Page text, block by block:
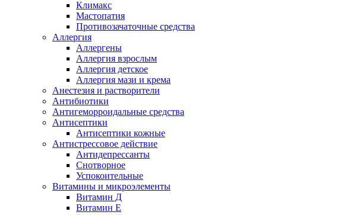
Климакс
Мастопатия
Противозачаточные средства
Аллергия
Аллергены
Аллергия взрослым
Аллергия детское
Аллергия мази и крема
Анестезия и растворители
Антибиотики
Антигеморроидальные средства
Антисептики
Антисептики кожные
Антистрессовое действие
Антидепрессанты
Снотворное
Успокоительные
Витамины и микроэлементы
Витамин Д
Витамин Е